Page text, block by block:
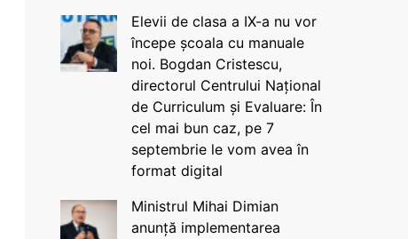
Elevii de clasa a IX-a nu vor
începe școala cu manuale
noi. Bogdan Cristescu,
directorul Centrului Național
de Curriculum și Evaluare: În
cel mai bun caz, pe 7
septembrie le vom avea în
format digital
Ministrul Mihai Dimian
anunță implementarea